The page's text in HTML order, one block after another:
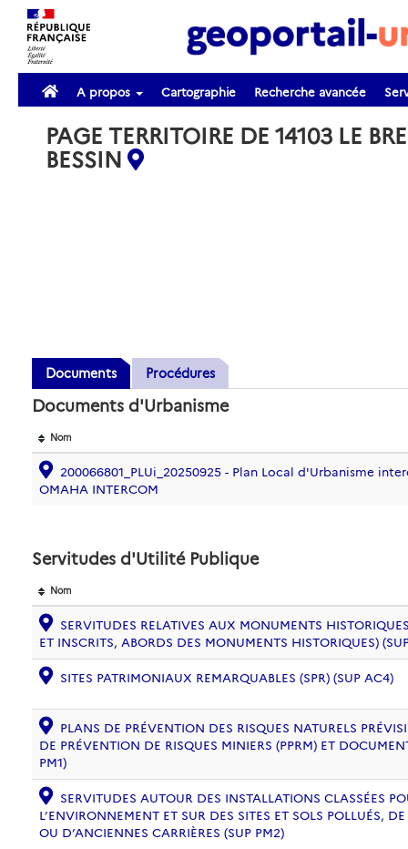
A propos Cartographie Recherche avancée
PAGE TERRITOIRE DE 14103 LE
BESSIN
Documents Procédures
Documents d'Urbanisme
Nom
200066801_PLUi_20250925 - Plan Local d'Urbanisme
OMAHA INTERCOM
Servitudes d'Utilité Publique
Nom
SERVITUDES RELATIVES AUX MONUMENTS
ET INSCRITS, ABORDS DES MONUMENTS HISTORIQUES)
SITES PATRIMONIAUX REMARQUABLES (SPR) (SUP AC4)
PLANS DE PRÉVENTION DES RISQUES NATURELS
DE PRÉVENTION DE RISQUES MINIERS (PPRM) ET
PM1)
SERVITUDES AUTOUR DES INSTALLATIONS CLASSÉES
L’ENVIRONNEMENT ET SUR DES SITES ET SOLS POLLUÉS,
OU D’ANCIENNES CARRIÈRES (SUP PM2)